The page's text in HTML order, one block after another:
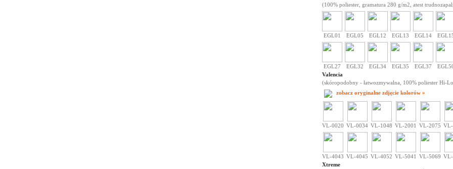
(100% poliester, gramatura 280 g/m2, atest
EGL01 EGL05 EGL12 EGL13 EGL14
EGL27 EGL32 EGL34 EGL35 EGL37
Valencia
(skóropodobny - łatwozmywalna, 100% poliester Hi-
zobacz oryginalne zdjęcie kolorów »
VL-0020 VL-0034 VL-1048 VL-2001 VL-2075
VL-4043 VL-4045 VL-4052 VL-5041 VL-5069
Xtreme